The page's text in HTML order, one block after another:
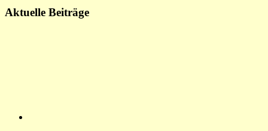
Aktuelle Beiträge